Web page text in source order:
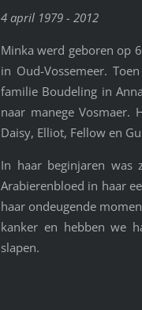
4 april 1979 - 2012
Minka werd geboren
in Oud-Vossemeer.
familie Boudeling in
naar manege Vosmaer.
Daisy, Elliot, Fellow en
In haar beginjaren was
Arabierenbloed in haar
haar ondeugende
kanker en hebben we
slapen.